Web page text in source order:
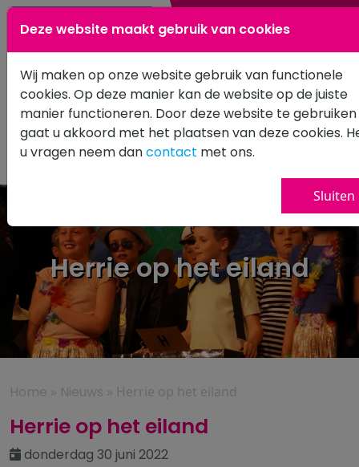
0183 601502
Herrie op het eiland
Home » Nieuws » Herrie op het eiland
Herrie op het eiland
donderdag 30 juni 2022
Deze website maakt gebruik van cookies
Wij maken op onze website gebruik van functionele
cookies. Op deze manier kan de website op de juiste
manier functioneren. Door deze website te gebruiken
gaat u akkoord met het plaatsen van deze cookies.
u vragen neem dancontact met ons.
Sluiten